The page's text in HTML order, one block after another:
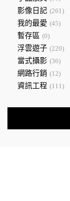
影像日記 (261)
我的最愛 (45)
暫存區 (0)
浮雲遊子 (220)
當式攝影 (36)
網路行銷 (12)
資訊工程 (111)